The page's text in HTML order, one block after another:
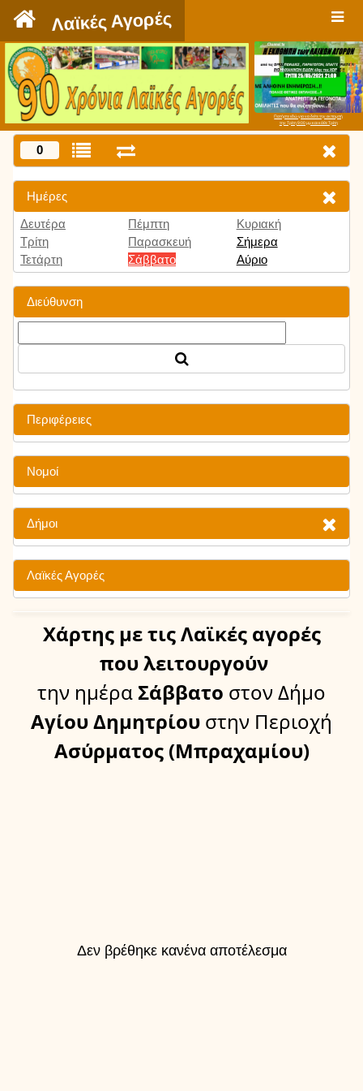
Λαϊκές Αγορές
Πατήστε εδώ για να δείτε την εκπομπή
την Τρίτη 9:00 μμ και κάθε Τρίτη
0
Ημέρες
Δευτέρα
Τρίτη
Τετάρτη
Πέμπτη
Παρασκευή
Σάββατο
Κυριακή
Σήμερα
Αύριο
Διεύθυνση
Περιφέρειες
Νομοί
Δήμοι
Λαϊκές Αγορές
Χάρτης με τις Λαϊκές αγορές
που λειτουργούν
την ημέραΣάββατο στον Δήμο
Αγίου Δημητρίου στην Περιοχή
Ασύρματος (Μπραχαμίου)
Δεν βρέθηκε κανένα αποτέλεσμα